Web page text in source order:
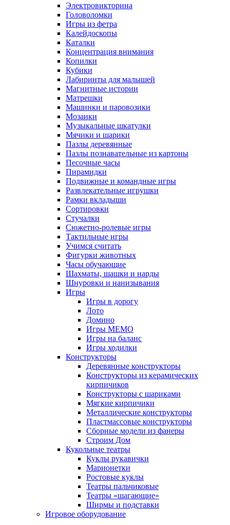
Электровикторина
Головоломки
Игры из фетра
Калейдоскопы
Каталки
Концентрация внимания
Копилки
Кубики
Лабиринты для малышей
Магнитные истории
Матрешки
Машинки и паровозики
Мозаики
Музыкальные шкатулки
Мячики и шарики
Пазлы деревянные
Пазлы познавательные из картоны
Песочные часы
Пирамидки
Подвижные и командные игры
Развлекательные игрушки
Рамки вкладыши
Сортировки
Стучалки
Сюжетно-ролевые игры
Тактильные игры
Учимся считать
Фигурки животных
Часы обучающие
Шахматы, шашки и нарды
Шнуровки и нанизывания
Игры
Игры в дорогу
Лото
Домино
Игры МЕМО
Игры на баланс
Игры ходилки
Конструкторы
Деревянные конструкторы
Конструкторы из керамических
кирпичиков
Конструкторы с шариками
Мягкие кирпичики
Металлические конструкторы
Пластмассовые конструкторы
Сборные модели из фанеры
Строим Дом
Кукольные театры
Куклы рукавички
Марионетки
Ростовые куклы
Театры пальчиковые
Театры «шагающие»
Ширмы и подставки
Игровое оборудование